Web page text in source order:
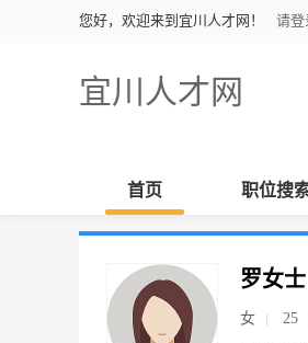
您好，欢迎来到宜川人才网！ 请登
宜川人才网
首页 职位搜
罗女士
女 25